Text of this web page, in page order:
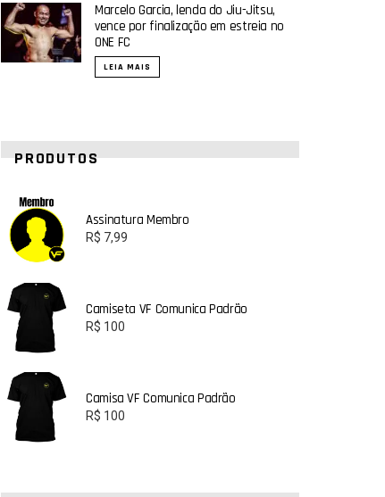
Marcelo Garcia, lenda do Jiu-Jitsu,
vence por finalização em estreia no
ONE FC
LEIA MAIS
PRODUTOS
Assinatura Membro
R$ 7,99
Camiseta VF Comunica Padrão
R$ 100
Camisa VF Comunica Padrão
R$ 100